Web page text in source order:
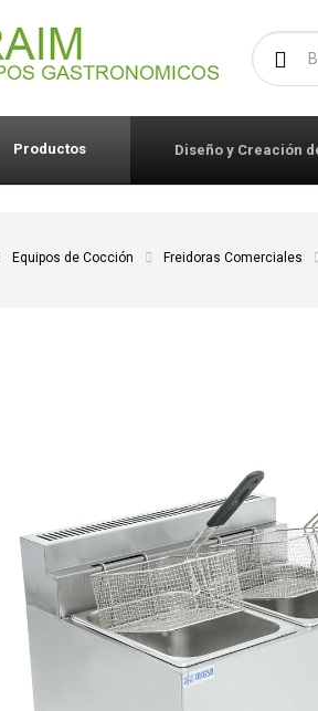
Buscar:
Productos Diseño y Creación
Equipos de Cocción Freidoras Comerciales